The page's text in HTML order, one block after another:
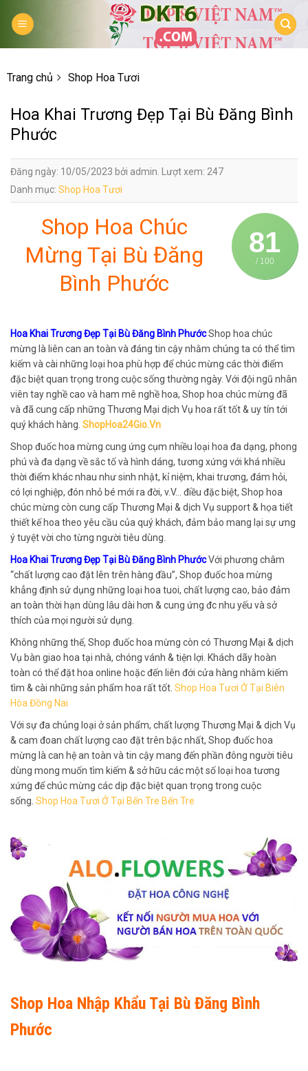
Trang chủ Shop Hoa Tươi
Hoa Khai Trương Đẹp Tại Bù Đăng Bình
Phước
Đăng ngày: 10/05/2023 bởi admin. Lượt xem: 247
Danh mục: Shop Hoa Tươi
81
/ 100
Shop Hoa Chúc
Mừng Tại Bù Đăng
Bình Phước
Hoa Khai Trương Đẹp Tại Bù Đăng Bình PhướcShop hoa chúc
mừng là liên can an toàn và đáng tin cậy nhằm chúng ta có thể tìm
kiếm và cài những loại hoa phù hợp để chúc mừng các thời điểm
đặc biệt quan trọng trong cuộc sống thường ngày. Với đội ngũ nhân
viên tay nghề cao và ham mê nghề hoa, Shop hoa chúc mừng đã
và đã cung cấp những Thương Mại dịch Vụ hoa rất tốt & uy tín tới
quý khách hàng. ShopHoa24Gio.Vn
Shop đuốc hoa mừng cung ứng cụm nhiều loại hoa đa dạng, phong
phú và đa dạng về sắc tố và hình dáng, tương xứng với khá nhiều
thời điểm khác nhau như sinh nhật, kỉ niệm, khai trương, đám hỏi,
có lợi nghiệp, đón nhỏ bé mới ra đời, v.V… điều đặc biệt, Shop hoa
chúc mừng còn cung cấp Thương Mại & dịch Vụ support & họa tiết
thiết kế hoa theo yêu cầu của quý khách, đảm bảo mang lại sự ưng
ý tuyệt vời cho từng người tiêu dùng.
Hoa Khai Trương Đẹp Tại Bù Đăng Bình PhướcVới phương châm
“chất lượng cao đặt lên trên hàng đầu”, Shop đuốc hoa mừng
khẳng định sử dụng những loại hoa tuoi, chất lượng cao, bảo đảm
an toàn thời hạn dùng lâu dài hơn & cung ứng đc nhu yếu và sở
thích của mọi người sử dụng.
Không những thế, Shop đuốc hoa mừng còn có Thương Mại & dịch
Vụ bàn giao hoa tại nhà, chóng vánh & tiện lợi. Khách dãy hoàn
toàn có thể đặt hoa online hoặc đến liên đới cửa hàng nhằm kiếm
tìm & cài những sản phẩm hoa rất tốt. Shop Hoa Tươi Ở Tại Biên
Hòa Đồng Nai
Với sự đa chủng loại ở sản phẩm, chất lượng Thương Mại & dịch Vụ
& cam đoan chất lượng cao đặt trên bậc nhất, Shop đuốc hoa
mừng là can hệ an toàn và tin cậy mang đến phần đông người tiêu
dùng mong muốn tìm kiếm & sở hữu các một số loại hoa tương
xứng để chúc mừng các dịp đặc biệt quan trọng trong cuộc
sống. Shop Hoa Tươi Ở Tại Bến Tre Bến Tre
Shop Hoa Nhập Khẩu Tại Bù Đăng Bình
Phước